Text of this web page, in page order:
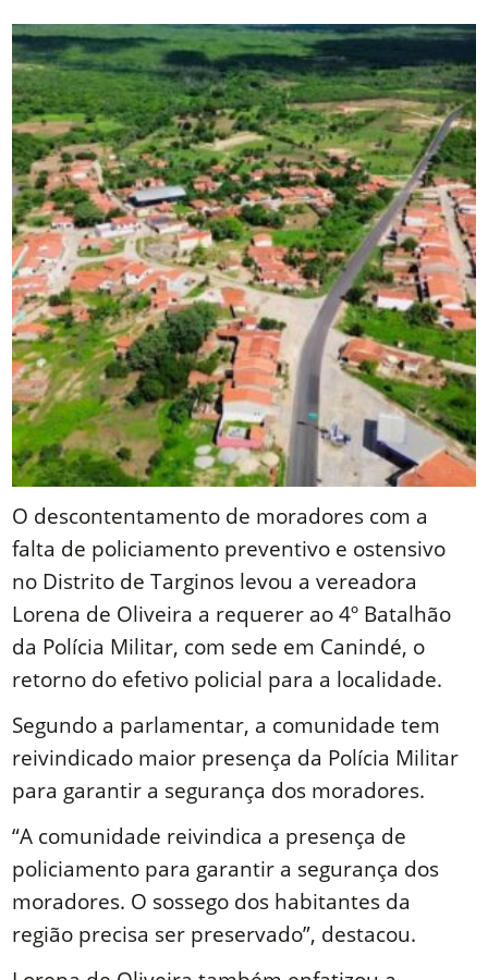
O descontentamento de moradores com a
falta de policiamento preventivo e ostensivo
no Distrito de Targinos levou a vereadora
Lorena de Oliveira a requerer ao 4º Batalhão
da Polícia Militar, com sede em Canindé, o
retorno do efetivo policial para a localidade.
Segundo a parlamentar, a comunidade tem
reivindicado maior presença da Polícia Militar
para garantir a segurança dos moradores.
“A comunidade reivindica a presença de
policiamento para garantir a segurança dos
moradores. O sossego dos habitantes da
região precisa ser preservado”, destacou.